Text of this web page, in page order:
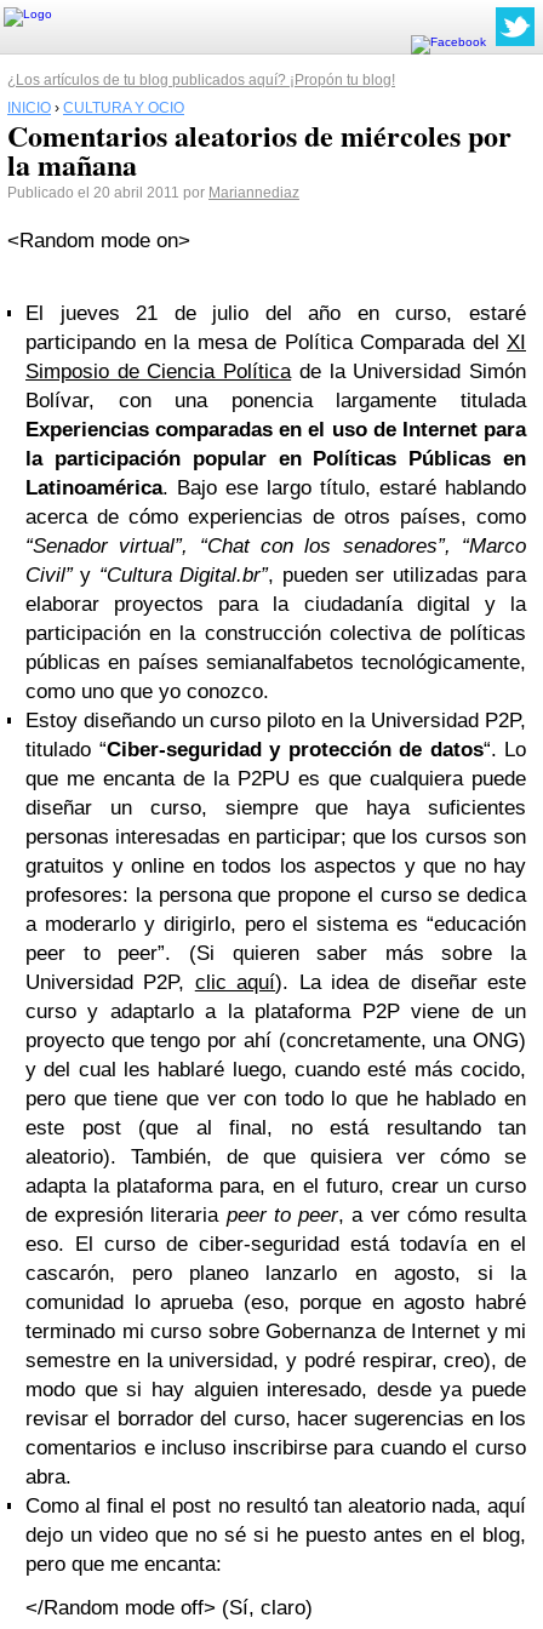
¿Los artículos de tu blog publicados aquí? ¡Propón tu blog!
INICIO › CULTURA Y OCIO
Comentarios aleatorios de miércoles por
la mañana
Publicado el 20 abril 2011 por Mariannediaz
<Random mode on>
El jueves 21 de julio del año en curso, estaré
participando en la mesa de Política Comparada del XI
Simposio de Ciencia Políticade la Universidad Simón
Bolívar, con una ponencia largamente titulada
Experiencias comparadas en el uso de Internet para
la participación popular en Políticas Públicas en
Latinoamérica. Bajo ese largo título, estaré hablando
acerca de cómo experiencias de otros países, como
“Senador virtual”, “Chat con los senadores”, “Marco
Civil”y “Cultura Digital.br”, pueden ser utilizadas para
elaborar proyectos para la ciudadanía digital y la
participación en la construcción colectiva de políticas
públicas en países semianalfabetos tecnológicamente,
como uno que yo conozco.
Estoy diseñando un curso piloto en la Universidad P2P,
titulado “Ciber-seguridad y protección de datos“. Lo
que me encanta de la P2PU es que cualquiera puede
diseñar un curso, siempre que haya suficientes
personas interesadas en participar; que los cursos son
gratuitos y online en todos los aspectos y que no hay
profesores: la persona que propone el curso se dedica
a moderarlo y dirigirlo, pero el sistema es “educación
peer to peer”. (Si quieren saber más sobre la
Universidad P2P, clic aquí). La idea de diseñar este
curso y adaptarlo a la plataforma P2P viene de un
proyecto que tengo por ahí (concretamente, una ONG)
y del cual les hablaré luego, cuando esté más cocido,
pero que tiene que ver con todo lo que he hablado en
este post (que al final, no está resultando tan
aleatorio). También, de que quisiera ver cómo se
adapta la plataforma para, en el futuro, crear un curso
de expresión literaria peer to peer, a ver cómo resulta
eso. El curso de ciber-seguridad está todavía en el
cascarón, pero planeo lanzarlo en agosto, si la
comunidad lo aprueba (eso, porque en agosto habré
terminado mi curso sobre Gobernanza de Internet y mi
semestre en la universidad, y podré respirar, creo), de
modo que si hay alguien interesado, desde ya puede
revisar el borrador del curso, hacer sugerencias en los
comentarios e incluso inscribirse para cuando el curso
abra.
Como al final el post no resultó tan aleatorio nada, aquí
dejo un video que no sé si he puesto antes en el blog,
pero que me encanta:
</Random mode off> (Sí, claro)